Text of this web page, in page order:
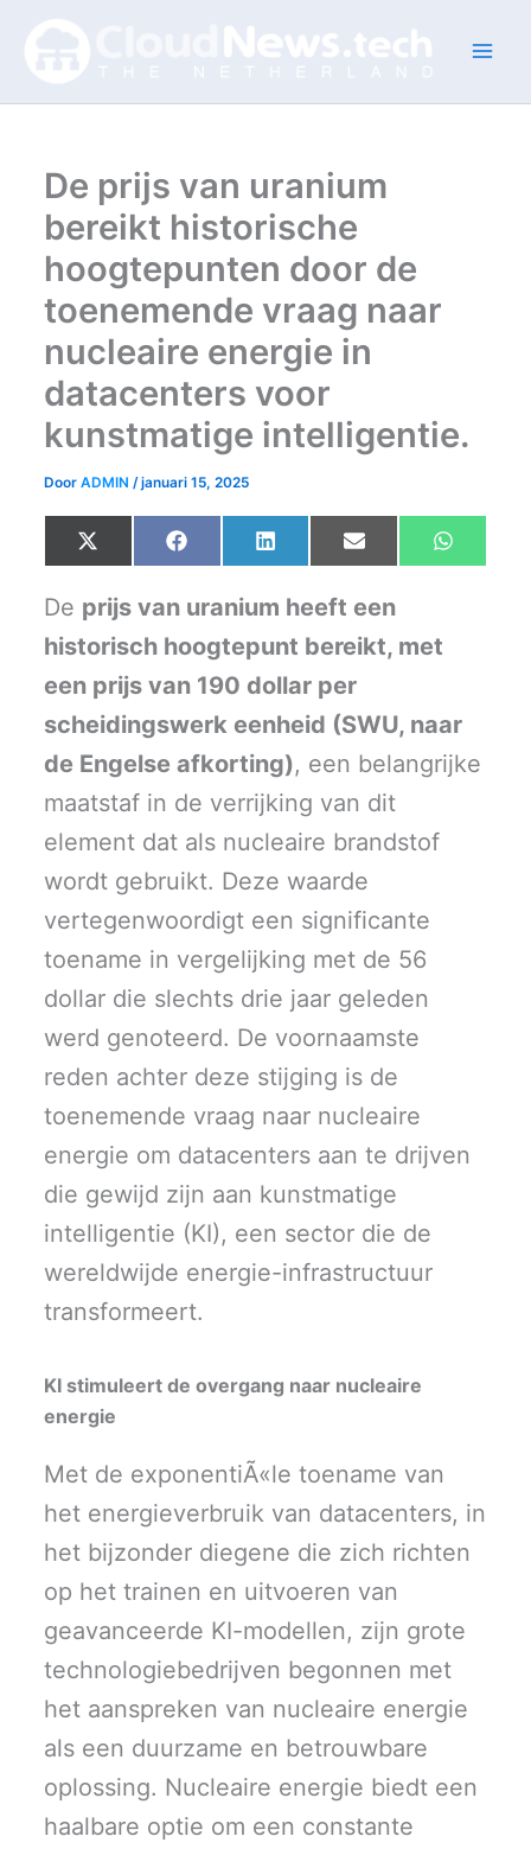
inhoud
De prijs van uranium
bereikt historische
hoogtepunten door de
toenemende vraag naar
nucleaire energie in
datacenters voor
kunstmatige intelligentie.
DoorADMIN/januari 15, 2025
Share
on
X
(
w
i
t
r
)
Share
on
F
a
e
b
o
Share
on
L
i
k
e
I
Share
on
E
m
i
l
Share
on
W
h
De prijs van uranium heeft een
historisch hoogtepunt bereikt, met
een prijs van 190 dollar per
scheidingswerk eenheid (SWU, naar
de Engelse afkorting), een belangrijke
maatstaf in de verrijking van dit
element dat als nucleaire brandstof
wordt gebruikt. Deze waarde
vertegenwoordigt een significante
toename in vergelijking met de 56
dollar die slechts drie jaar geleden
werd genoteerd. De voornaamste
reden achter deze stijging is de
toenemende vraag naar nucleaire
energie om datacenters aan te drijven
die gewijd zijn aan kunstmatige
intelligentie (KI), een sector die de
wereldwijde energie-infrastructuur
transformeert.
KI stimuleert de overgang naar nucleaire
energie
Met de exponentiÃ«le toename van
het energieverbruik van datacenters, in
het bijzonder diegene die zich richten
op het trainen en uitvoeren van
geavanceerde KI-modellen, zijn grote
technologiebedrijven begonnen met
het aanspreken van nucleaire energie
als een duurzame en betrouwbare
oplossing. Nucleaire energie biedt een
haalbare optie om een constante